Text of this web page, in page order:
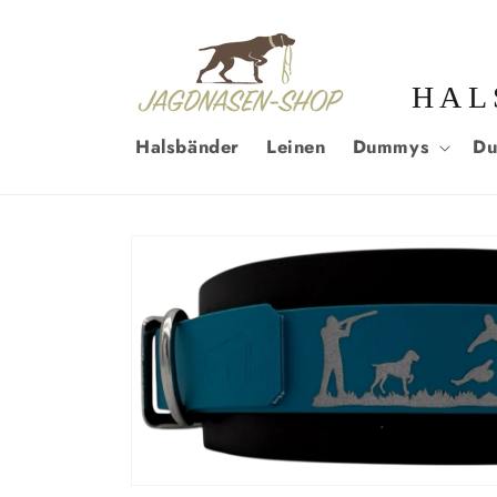
Halsbänder Leinen Dummys
PRODUKTINFORMATIONEN